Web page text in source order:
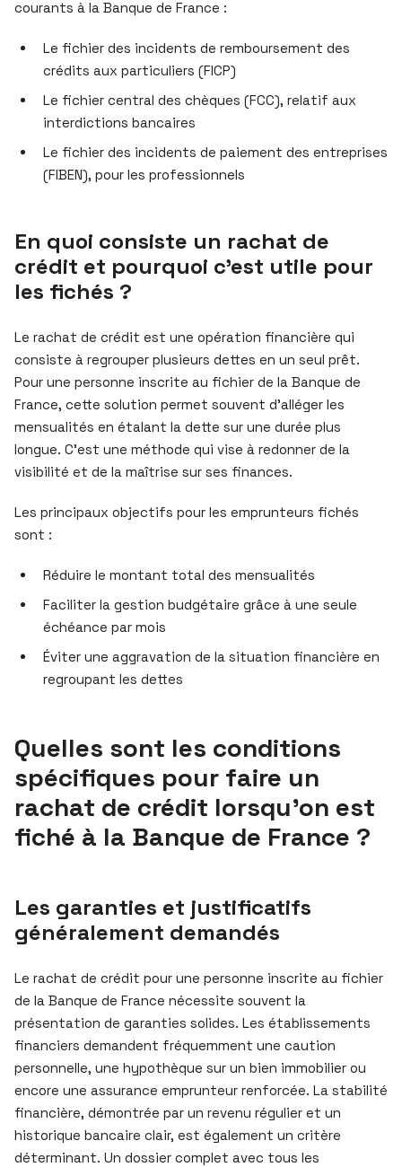
courants à la Banque de France :
Le fichier des incidents de remboursement des
crédits aux particuliers (FICP)
Le fichier central des chèques (FCC), relatif aux
interdictions bancaires
Le fichier des incidents de paiement des entreprises
(FIBEN), pour les professionnels
En quoi consiste un rachat de
crédit et pourquoi c’est utile pour
les fichés ?
Le rachat de crédit est une opération financière qui
consiste à regrouper plusieurs dettes en un seul prêt.
Pour une personne inscrite au fichier de la Banque de
France, cette solution permet souvent d’alléger les
mensualités en étalant la dette sur une durée plus
longue. C’est une méthode qui vise à redonner de la
visibilité et de la maîtrise sur ses finances.
Les principaux objectifs pour les emprunteurs fichés
sont :
Réduire le montant total des mensualités
Faciliter la gestion budgétaire grâce à une seule
échéance par mois
Éviter une aggravation de la situation financière en
regroupant les dettes
Quelles sont les conditions
spécifiques pour faire un
rachat de crédit lorsqu’on est
fiché à la Banque de France ?
Les garanties et justificatifs
généralement demandés
Le rachat de crédit pour une personne inscrite au fichier
de la Banque de France nécessite souvent la
présentation de garanties solides. Les établissements
financiers demandent fréquemment une caution
personnelle, une hypothèque sur un bien immobilier ou
encore une assurance emprunteur renforcée. La stabilité
financière, démontrée par un revenu régulier et un
historique bancaire clair, est également un critère
déterminant. Un dossier complet avec tous les